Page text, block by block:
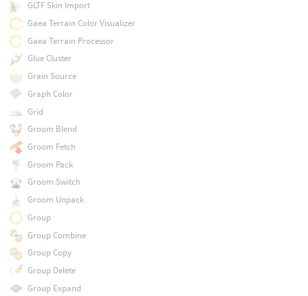
GLTF Skin Import
Gaea Terrain Color Visualizer
Gaea Terrain Processor
Glue Cluster
Grain Source
Graph Color
Grid
Groom Blend
Groom Fetch
Groom Pack
Groom Switch
Groom Unpack
Group
Group Combine
Group Copy
Group Delete
Group Expand